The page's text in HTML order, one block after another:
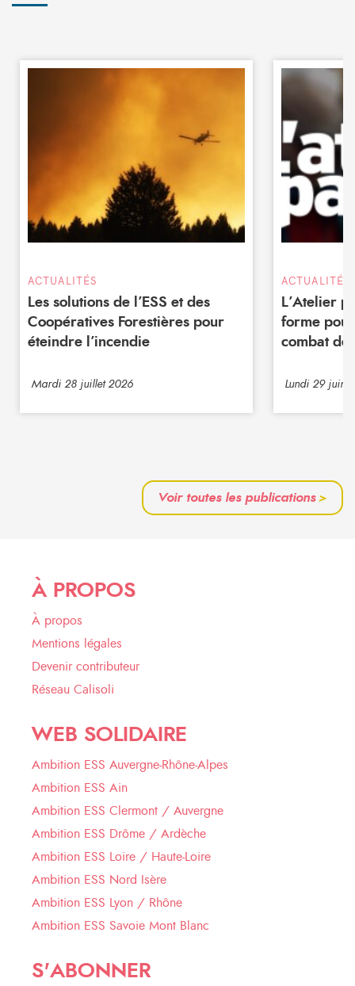
ACTUALITÉS
Les solutions de l’ESS et des
Coopératives Forestières pour
éteindre l’incendie
Mardi 28 juillet 2026
ACTUALITÉS
L’Atelier
forme
combat de
Lundi 29 juin
Voir toutes les publications>
À PROPOS
À propos
Mentions légales
Devenir contributeur
Réseau Calisoli
WEB SOLIDAIRE
Ambition ESS Auvergne-Rhône-Alpes
Ambition ESS Ain
Ambition ESS Clermont / Auvergne
Ambition ESS Drôme / Ardèche
Ambition ESS Loire / Haute-Loire
Ambition ESS Nord Isère
Ambition ESS Lyon / Rhône
Ambition ESS Savoie Mont Blanc
S'ABONNER